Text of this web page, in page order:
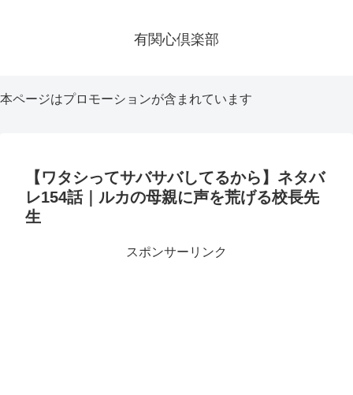
有関心倶楽部
本ページはプロモーションが含まれています
【ワタシってサバサバしてるから】ネタバ
レ154話｜ルカの母親に声を荒げる校長先
生
スポンサーリンク